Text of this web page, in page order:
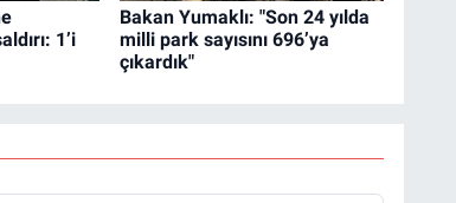
1’i
Bakan Yumaklı: "Son 24 yılda
milli park sayısını 696’ya
çıkardık"